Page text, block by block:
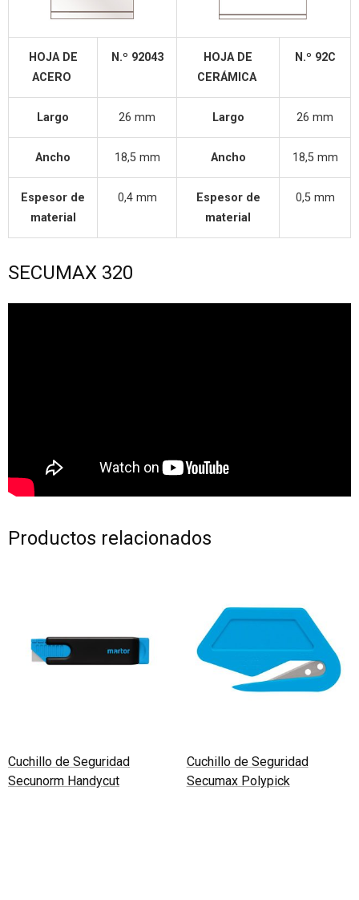
HOJA DE
ACERO
N.º 92043
HOJA DE
CERÁMICA
N.º 92C
Largo 26 mm Largo 26 mm
Ancho 18,5 mm Ancho 18,5 mm
Espesor de
material
0,4 mm
Espesor de
material
0,5 mm
SECUMAX 320
Productos relacionados
Cuchillo de Seguridad
Secunorm Handycut
Cuchillo de Seguridad
Secumax Polypick